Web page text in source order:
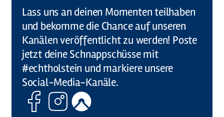
Lass uns an deinen Momenten teilhaben
und bekomme die Chance auf unseren
Kanälen veröffentlicht zu werden! Poste
jetzt deine Schnappschüsse mit
#echtholstein und markiere unsere
Social-Media-Kanäle.
FacebookInstagram
Komoot